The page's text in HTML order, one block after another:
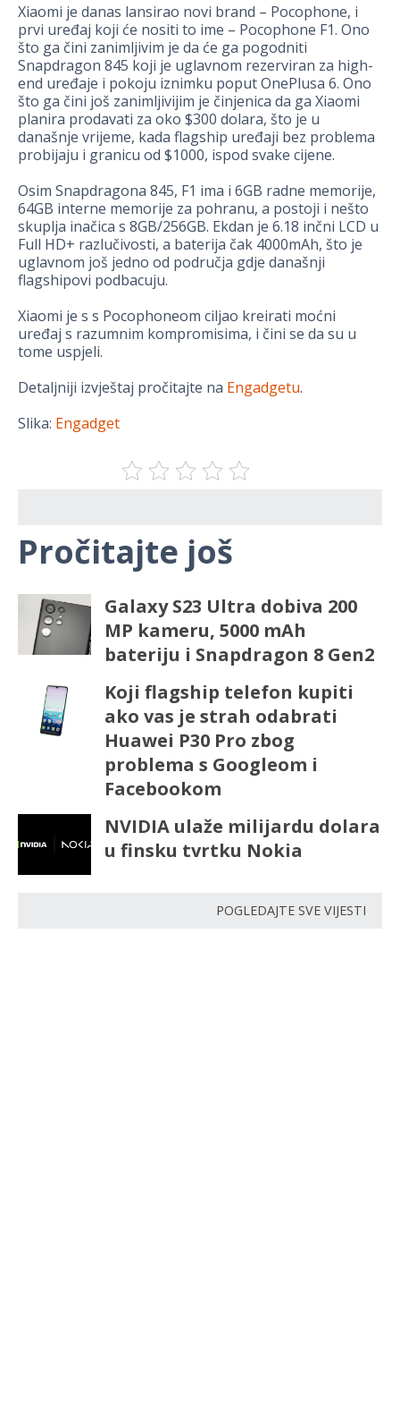
Xiaomi je danas lansirao novi brand – Pocophone, i
prvi uređaj koji će nositi to ime – Pocophone F1. Ono
što ga čini zanimljivim je da će ga pogodniti
Snapdragon 845 koji je uglavnom rezerviran za high-
end uređaje i pokoju iznimku poput OnePlusa 6. Ono
što ga čini još zanimljivijim je činjenica da ga Xiaomi
planira prodavati za oko $300 dolara, što je u
današnje vrijeme, kada flagship uređaji bez problema
probijaju i granicu od $1000, ispod svake cijene.
Osim Snapdragona 845, F1 ima i 6GB radne memorije,
64GB interne memorije za pohranu, a postoji i nešto
skuplja inačica s 8GB/256GB. Ekdan je 6.18 inčni LCD u
Full HD+ razlučivosti, a baterija čak 4000mAh, što je
uglavnom još jedno od područja gdje današnji
flagshipovi podbacuju.
Xiaomi je s s Pocophoneom ciljao kreirati moćni
uređaj s razumnim kompromisima, i čini se da su u
tome uspjeli.
Detaljniji izvještaj pročitajte na Engadgetu.
Slika: Engadget
Pročitajte još
Galaxy S23 Ultra dobiva 200
MP kameru, 5000 mAh
bateriju i Snapdragon 8 Gen2
Koji flagship telefon kupiti
ako vas je strah odabrati
Huawei P30 Pro zbog
problema s Googleom i
Facebookom
NVIDIA ulaže milijardu dolara
u finsku tvrtku Nokia
POGLEDAJTE SVE VIJESTI